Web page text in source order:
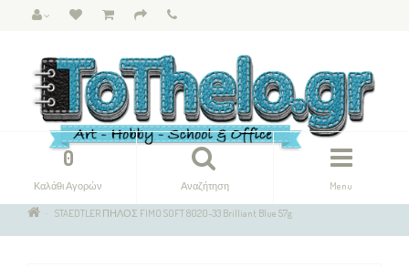
Menu
Αναζήτηση
0
Καλάθι Αγορών
STAEDTLER ΠΗΛΟΣ FIMO SOFT 8020-33 Brilliant Blue 57g